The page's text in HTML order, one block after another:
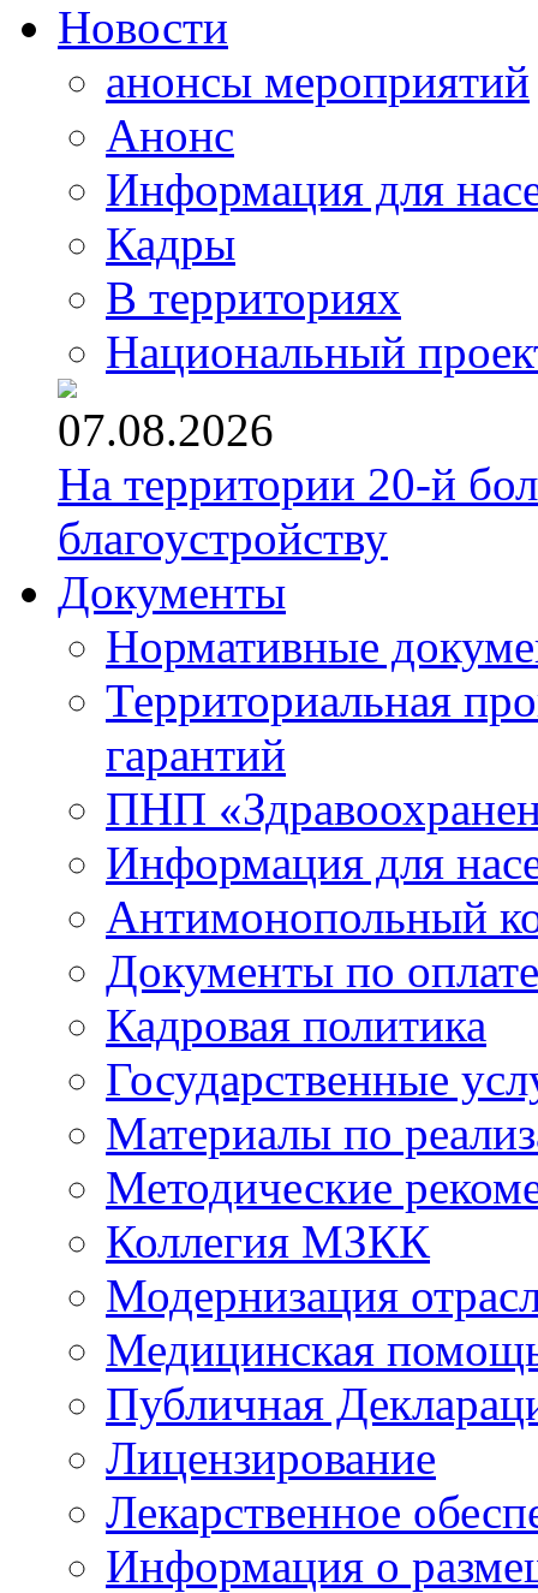
Новости
анонсы мероприятий
Анонс
Информация для
Кадры
В территориях
Национальный
07.08.2026
На территории 20-й
благоустройству
Документы
Нормативные
Территориальная
гарантий
ПНП
Информация для
Антимонопольный
Документы по
Кадровая политика
Государственные
Материалы по
Методические
Коллегия МЗКК
Модернизация
Медицинская
Публичная
Лицензирование
Лекарственное
Информация о